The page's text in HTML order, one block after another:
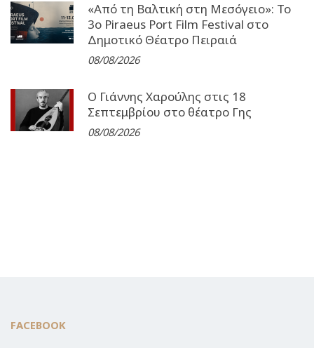
«Από τη Βαλτική στη Μεσόγειο»: Το
3o Piraeus Port Film Festival στο
Δημοτικό Θέατρο Πειραιά
08/08/2026
Ο Γιάννης Χαρούλης στις 18
Σεπτεμβρίου στο θέατρο Γης
08/08/2026
FACEBOOK